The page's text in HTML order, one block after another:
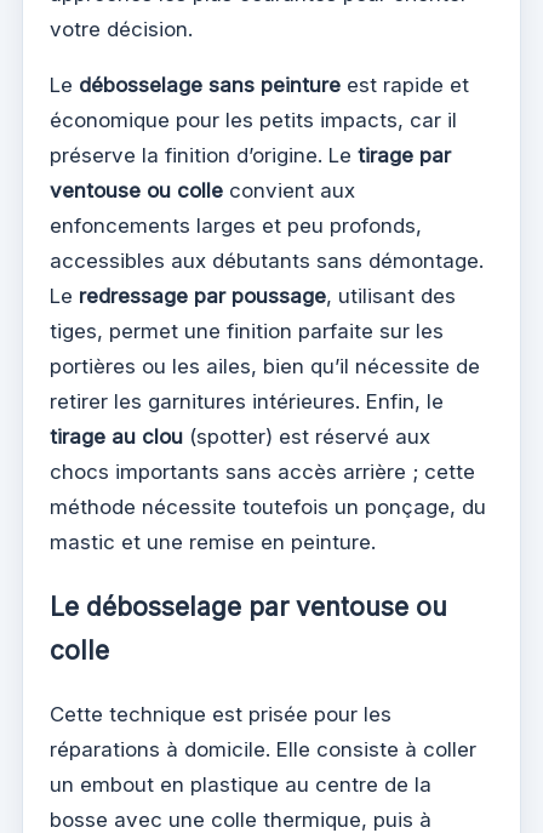
votre décision.
Le débosselage sans peinture est rapide et
économique pour les petits impacts, car il
préserve la finition d’origine. Le tirage par
ventouse ou colle convient aux
enfoncements larges et peu profonds,
accessibles aux débutants sans démontage.
Le redressage par poussage, utilisant des
tiges, permet une finition parfaite sur les
portières ou les ailes, bien qu’il nécessite de
retirer les garnitures intérieures. Enfin, le
tirage au clou (spotter) est réservé aux
chocs importants sans accès arrière ; cette
méthode nécessite toutefois un ponçage, du
mastic et une remise en peinture.
Le débosselage par ventouse ou
colle
Cette technique est prisée pour les
réparations à domicile. Elle consiste à coller
un embout en plastique au centre de la
bosse avec une colle thermique, puis à